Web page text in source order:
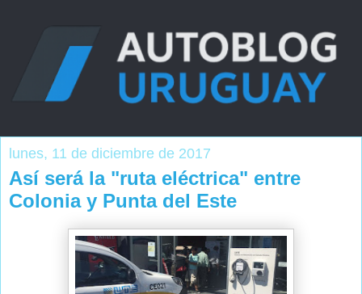
lunes, 11 de diciembre de 2017
Así será la "ruta eléctrica" entre
Colonia y Punta del Este